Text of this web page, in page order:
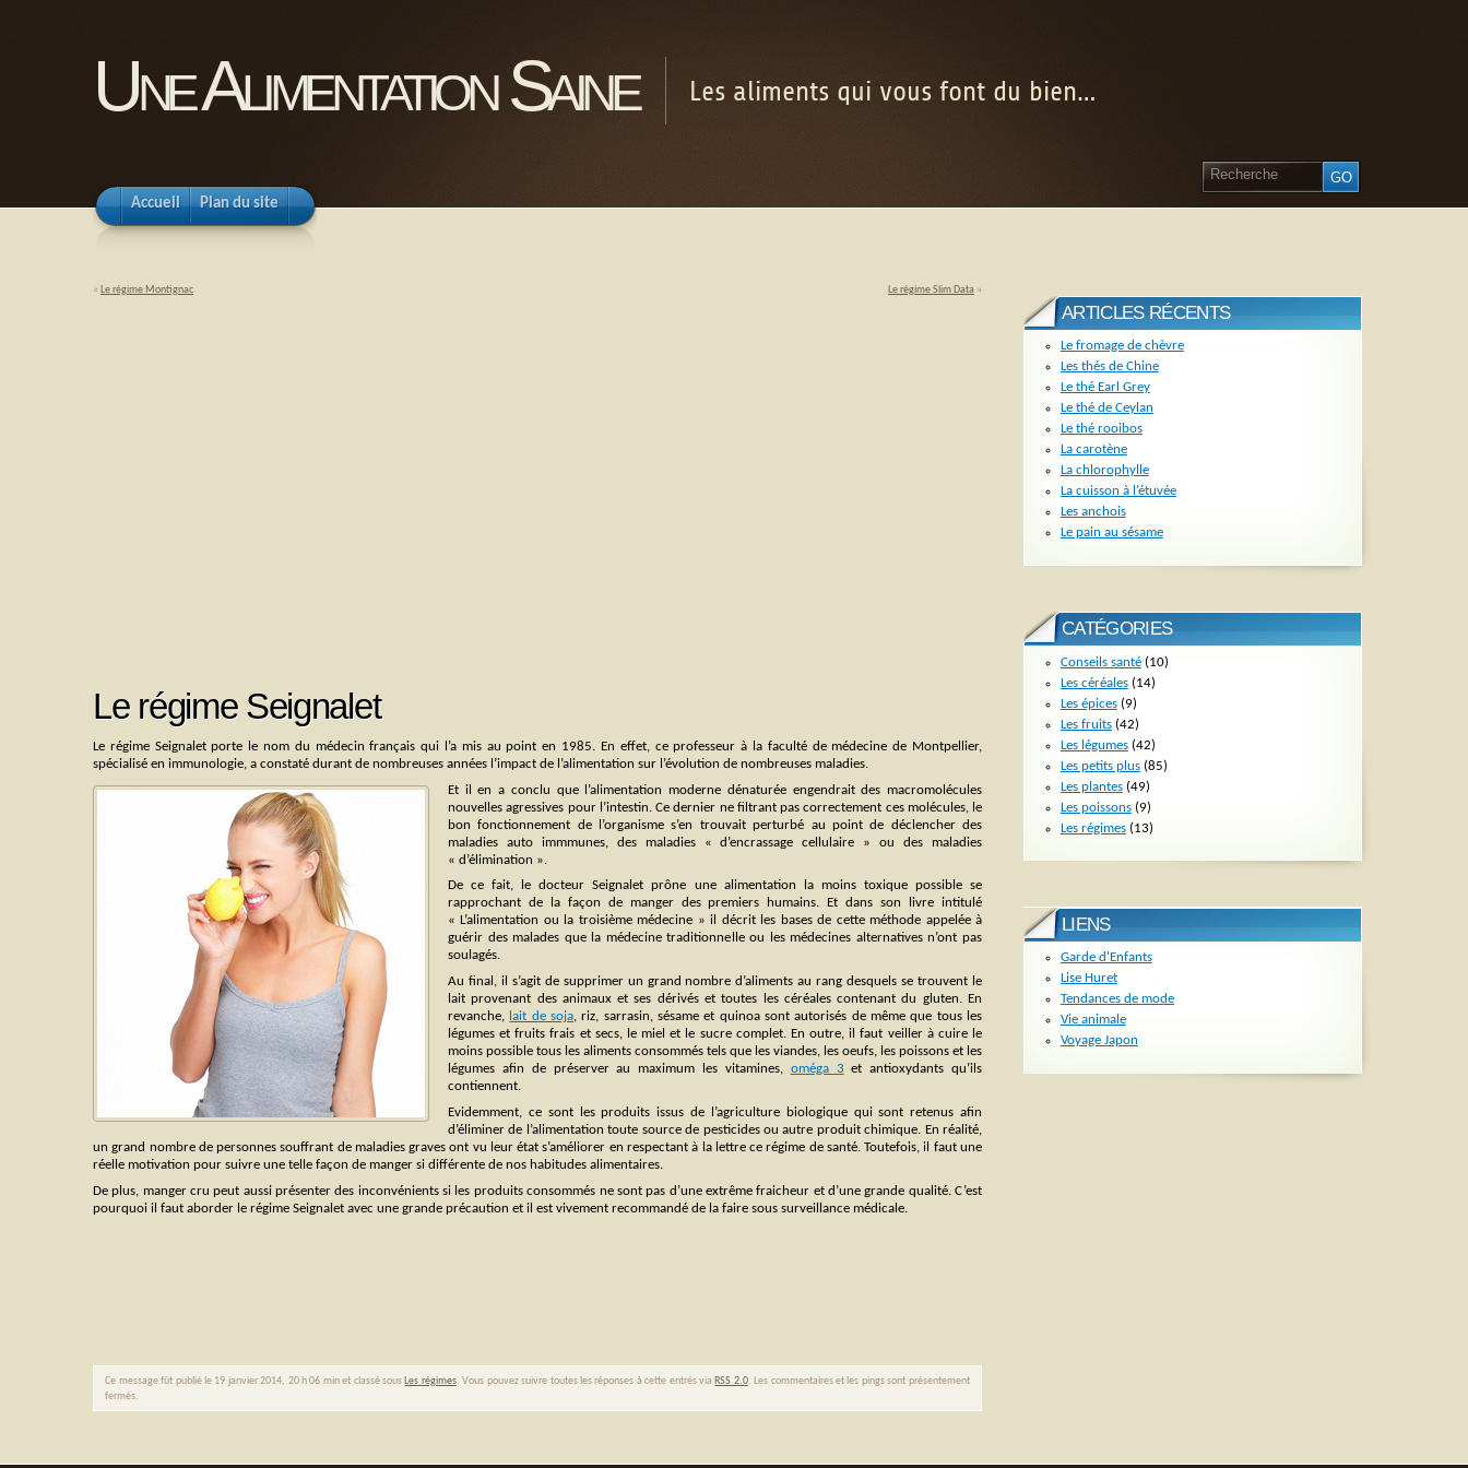
Une Alimentation Saine Les aliments qui vous font du bien…
Accueil Plan du site
« Le régime Montignac Le régime Slim Data »
Le régime Seignalet
Le régime Seignalet porte le nom du médecin français qui l’a mis au point en 1985. En effet, ce professeur à la faculté de médecine de Montpellier,
spécialisé en immunologie, a constaté durant de nombreuses années l’impact de l’alimentation sur l’évolution de nombreuses maladies.
Et il en a conclu que l’alimentation moderne dénaturée engendrait des macromolécules
nouvelles agressives pour l’intestin. Ce dernier ne filtrant pas correctement ces molécules, le
bon fonctionnement de l’organisme s’en trouvait perturbé au point de déclencher des
maladies auto immmunes, des maladies « d’encrassage cellulaire » ou des maladies
« d’élimination ».
De ce fait, le docteur Seignalet prône une alimentation la moins toxique possible se
rapprochant de la façon de manger des premiers humains. Et dans son livre intitulé
« L’alimentation ou la troisième médecine » il décrit les bases de cette méthode appelée à
guérir des malades que la médecine traditionnelle ou les médecines alternatives n’ont pas
soulagés.
Au final, il s’agit de supprimer un grand nombre d’aliments au rang desquels se trouvent le
lait provenant des animaux et ses dérivés et toutes les céréales contenant du gluten. En
revanche, lait de soja, riz, sarrasin, sésame et quinoa sont autorisés de même que tous les
légumes et fruits frais et secs, le miel et le sucre complet. En outre, il faut veiller à cuire le
moins possible tous les aliments consommés tels que les viandes, les oeufs, les poissons et les
légumes afin de préserver au maximum les vitamines, oméga 3 et antioxydants qu’ils
contiennent.
Evidemment, ce sont les produits issus de l’agriculture biologique qui sont retenus afin
d’éliminer de l’alimentation toute source de pesticides ou autre produit chimique. En réalité,
un grand nombre de personnes souffrant de maladies graves ont vu leur état s’améliorer en respectant à la lettre ce régime de santé. Toutefois, il faut une
réelle motivation pour suivre une telle façon de manger si différente de nos habitudes alimentaires.
De plus, manger cru peut aussi présenter des inconvénients si les produits consommés ne sont pas d’une extrême fraicheur et d’une grande qualité. C’est
pourquoi il faut aborder le régime Seignalet avec une grande précaution et il est vivement recommandé de la faire sous surveillance médicale.
Ce message fût publié le 19 janvier 2014, 20 h 06 min et classé sous Les régimes. Vous pouvez suivre toutes les réponses à cette entrés via RSS 2.0. Les commentaires et les pings sont présentement
fermés.
ARTICLES RÉCENTS
Le fromage de chèvre
Les thés de Chine
Le thé Earl Grey
Le thé de Ceylan
Le thé rooibos
La carotène
La chlorophylle
La cuisson à l’étuvée
Les anchois
Le pain au sésame
CATÉGORIES
Conseils santé(10)
Les céréales(14)
Les épices(9)
Les fruits(42)
Les légumes(42)
Les petits plus(85)
Les plantes(49)
Les poissons(9)
Les régimes(13)
LIENS
Garde d'Enfants
Lise Huret
Tendances de mode
Vie animale
Voyage Japon